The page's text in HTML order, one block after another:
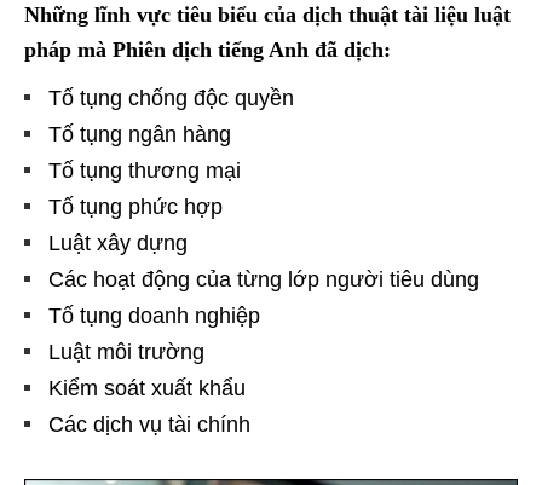
Những lĩnh vực tiêu biểu của dịch thuật tài liệu luật
pháp mà Phiên dịch tiếng Anh đã dịch:
Tố tụng chống độc quyền
Tố tụng ngân hàng
Tố tụng thương mại
Tố tụng phức hợp
Luật xây dựng
Các hoạt động của từng lớp người tiêu dùng
Tố tụng doanh nghiệp
Luật môi trường
Kiểm soát xuất khẩu
Các dịch vụ tài chính